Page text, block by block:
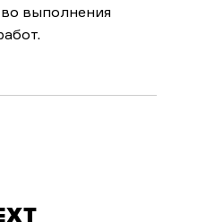
выполнения